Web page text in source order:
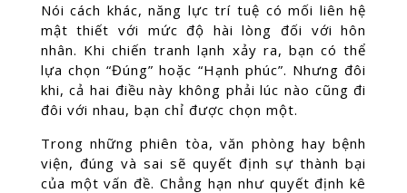
Nói cách khác, năng lực trí tuệ có mối liên hệ
mật thiết với mức độ hài lòng đối với hôn
nhân. Khi chiến tranh lạnh xảy ra, bạn có thể
lựa chọn “Đúng” hoặc “Hạnh phúc”. Nhưng đôi
khi, cả hai điều này không phải lúc nào cũng đi
đôi với nhau, bạn chỉ được chọn một.
Trong những phiên tòa, văn phòng hay bệnh
viện, đúng và sai sẽ quyết định sự thành bại
của một vấn đề. Chẳng hạn như quyết định kê